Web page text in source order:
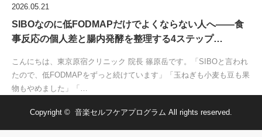
2026.05.21
SIBOなのに低FODMAPだけでよくならない人へ——食
事反応の個人差と腸内発酵を整理する4ステップ…
こんにちは、東京原宿クリニック 院長 篠原岳です。「SIBOと言われ
たので、低FODMAPをずっと続けています」「玉ねぎも小麦も豆も果
物もやめました」「…
Copyright © 音楽セルフケアプログラム All rights reserved.